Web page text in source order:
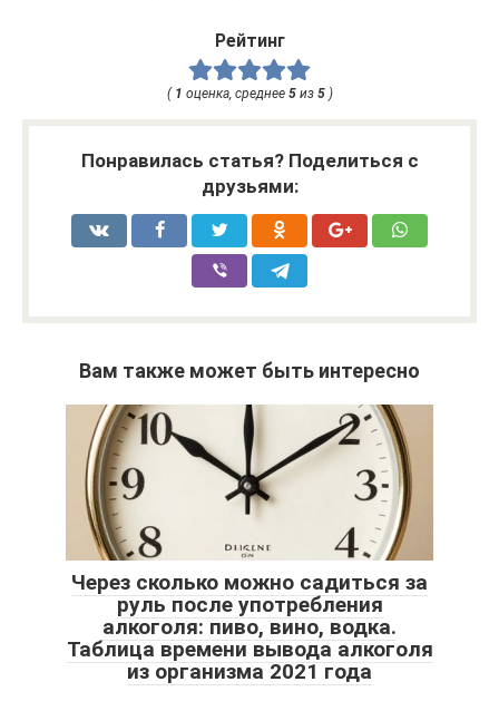
Рейтинг
( 1 оценка, среднее 5из 5)
Понравилась статья? Поделиться с
друзьями:
Вам также может быть интересно
Через сколько можно садиться за
руль после употребления
алкоголя: пиво, вино, водка.
Таблица времени вывода алкоголя
из организма 2021 года